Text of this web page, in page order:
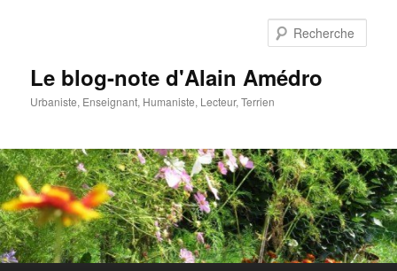
Le blog-note d'Alain Amédro
Urbaniste, Enseignant, Humaniste, Lecteur, Terrien